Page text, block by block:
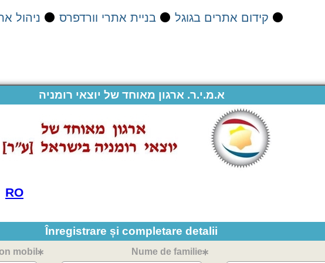
⚫ קידום אתרים בגוגל ⚫ בניית אתרי וורדפרס ⚫ ניהול